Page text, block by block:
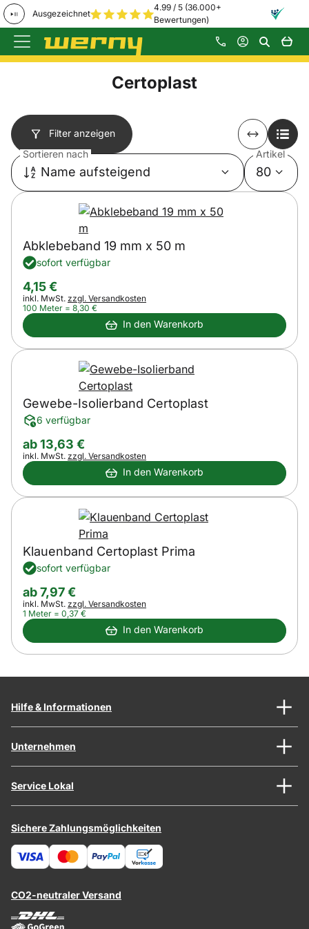
Ausgezeichnet
4.99 / 5 (36.000+
Bewertungen)
Zum Hauptinhalt springen
Certoplast
Filter anzeigen
Sortieren nach
Name aufsteigend
Artikel
80
Abklebeband 19 mm x 50 m
sofort verfügbar
4,15€
Steuerhinweis:
inkl. MwSt. zzgl. Versandkosten
100 Meter = 8,30 €
In den Warenkorb
Gewebe-Isolierband Certoplast
6 verfügbar
ab:
ab13,63 €
Steuerhinweis:
inkl. MwSt. zzgl. Versandkosten
In den Warenkorb
Klauenband Certoplast Prima
sofort verfügbar
ab:
ab7,97€
Steuerhinweis:
inkl. MwSt. zzgl. Versandkosten
1 Meter = 0,37 €
In den Warenkorb
Hilfe & Informationen
Unternehmen
Service Lokal
Sichere Zahlungsmöglichkeiten
CO2-neutraler Versand